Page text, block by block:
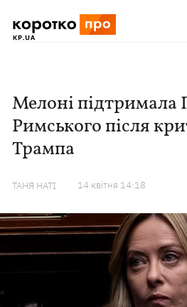
Мелоні підтримала
Римського після
Трампа
ТАНЯ НАТІ 14 квiтня 14:18